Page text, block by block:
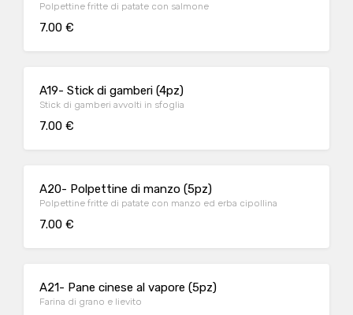
Polpettine fritte di patate con salmone
7.00 €
A19- Stick di gamberi (4pz)
Stick di gamberi avvolti in sfoglia
7.00 €
A20- Polpettine di manzo (5pz)
Polpettine fritte di patate con manzo ed erba cipollina
7.00 €
A21- Pane cinese al vapore (5pz)
Farina di grano e lievito